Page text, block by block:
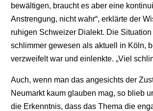
bewältigen, braucht es aber eine
Anstrengung, nicht wahr“, erklärte der
ruhigen Schweizer Dialekt. Die
schlimmer gewesen als aktuell in Köln,
verzweifelt war und einlenkte. „Viel
Auch, wenn man das angesichts der
Neumarkt kaum glauben mag, so blieb
die Erkenntnis, dass das Thema die